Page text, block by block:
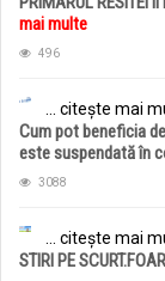
mai multe
496
... citește mai
Cum pot beneficia
este suspendată în
3088
... citește mai
STIRI PE